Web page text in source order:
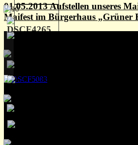
01.05.2013 Aufstellen unseres
Maifest im Bürgerhaus „Grüner